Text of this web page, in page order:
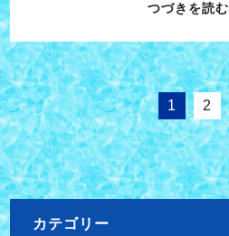
つづきを読む
1 2
カテゴリー